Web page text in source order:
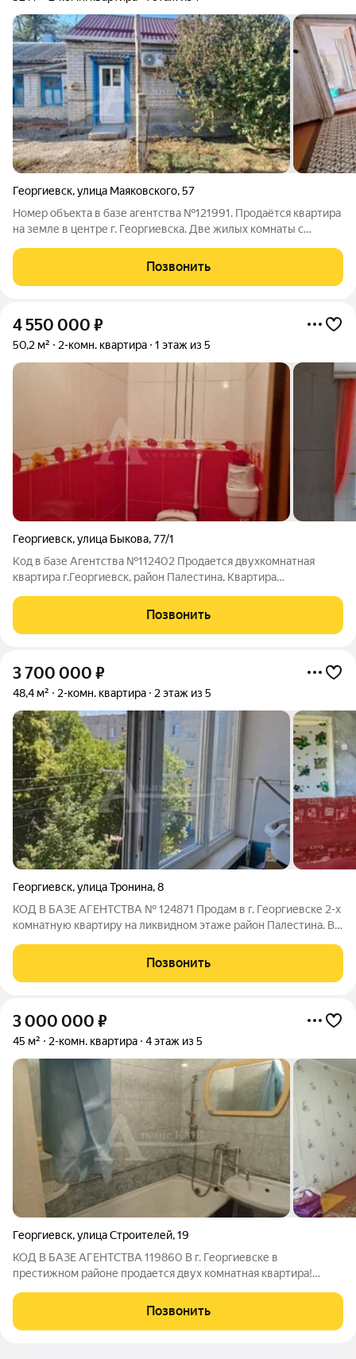
Георгиевск,улица Маяковского,57
Номер объекта в базе агентства №121991. Продаётся квартира
на земле в центре г. Георгиевска. Две жилых комнаты с
кондиционер. Есть отдельный дворик и земля под огород.
Собственник взрослый.
Позвонить
4 550 000 ₽
50,2 м² 2-комн. квартира 1 этаж из 5
Георгиевск,улица Быкова,77/1
Код в базе Агентства №112402 Продается двухкомнатная
квартира г.Георгиевск, район Палестина. Квартира
планировка, комнаты изолированы, санузел раздельный,
просторная кухня, лоджия. Развита вся
Позвонить
3 700 000 ₽
48,4 м² 2-комн. квартира 2 этаж из 5
Георгиевск,улица Тронина,8
КОД В БАЗЕ АГЕНТСТВА № 124871 Продам в г. Георгиевске 2-х
комнатную квартиру на ликвидном этаже район Палестина. В
детский сад, школа, магазины и т.д. в шаговой доступности.
Посмотреть
Позвонить
3 000 000 ₽
45 м² 2-комн. квартира 4 этаж из 5
Георгиевск,улица Строителей,19
КОД В БАЗЕ АГЕНТСТВА 119860 В г. Георгиевске в
престижном районе продается двух комнатная квартира!
комфорт, который чувствуется благодаря хорошей
планировке!. В квартире есть 2 просторные,
Позвонить